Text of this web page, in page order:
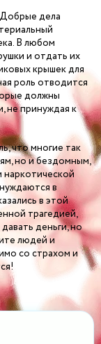
дела
В любом
и отдать их
крышек для
роль отводится
должны
не принуждая к
что многие так
но и бездомным,
в
в этой
трагедией,
деньги, но
людей и
со страхом и